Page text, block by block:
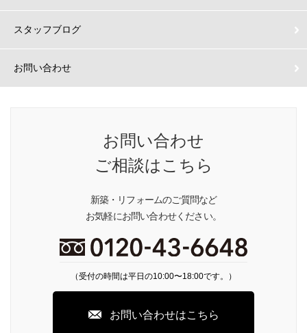
スタッフブログ
お問い合わせ
お問い合わせ
ご相談はこちら
新築・リフォームのご質問など
お気軽にお問い合わせください。
（受付の時間は平日の10:00〜18:00です。）
お問い合わせはこちら